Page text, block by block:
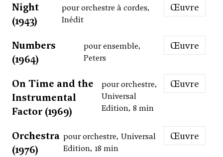
Night
(1943)
pour orchestre à cordes,
Inédit
Œuvre
Numbers
(1964)
pour ensemble,
Peters
Œuvre
On Time and the
Instrumental
Factor (1969)
pour orchestre,
Universal
Edition, 8 min
Œuvre
Orchestra
(1976)
pour orchestre, Universal
Edition, 18 min
Œuvre